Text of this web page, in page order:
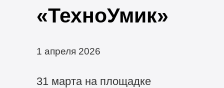
«ТехноУмик»
1 апреля 2026
31 марта на площадке